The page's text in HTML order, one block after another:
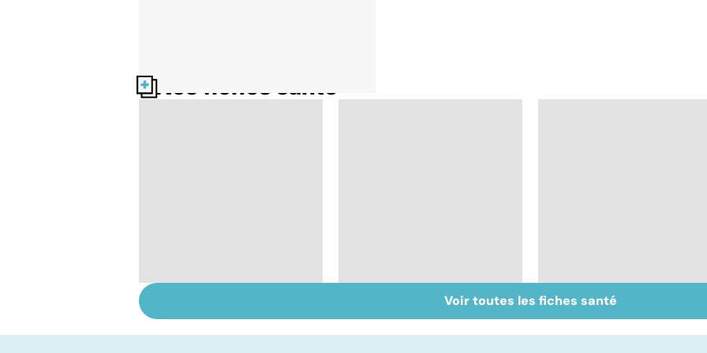
Nos fiches santé
sans médicaments !
Fatigue chronique :
un syndrome mal
Retrouver le
sommeil... sans les
Voir toutes les fiches santé